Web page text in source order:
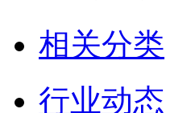
相关分类
行业动态